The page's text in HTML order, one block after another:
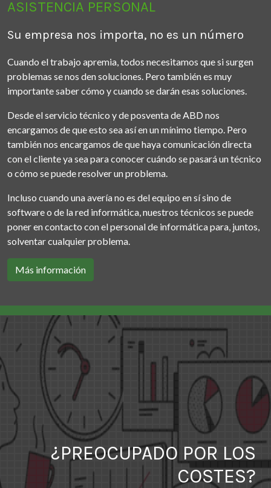
ASISTENCIA PERSONAL
Su empresa nos importa, no es un número
Cuando el trabajo apremia, todos necesitamos que si surgen
problemas se nos den soluciones. Pero también es muy
importante saber cómo y cuando se darán esas soluciones.
Desde el servicio técnico y de posventa de ABD nos
encargamos de que esto sea así en un mínimo tiempo. Pero
también nos encargamos de que haya comunicación directa
con el cliente ya sea para conocer cuándo se pasará un técnico
o cómo se puede resolver un problema.
Incluso cuando una avería no es del equipo en sí sino de
software o de la red informática, nuestros técnicos se puede
poner en contacto con el personal de informática para, juntos,
solventar cualquier problema.
Más información
¿PREOCUPADO POR LOS
COSTES?